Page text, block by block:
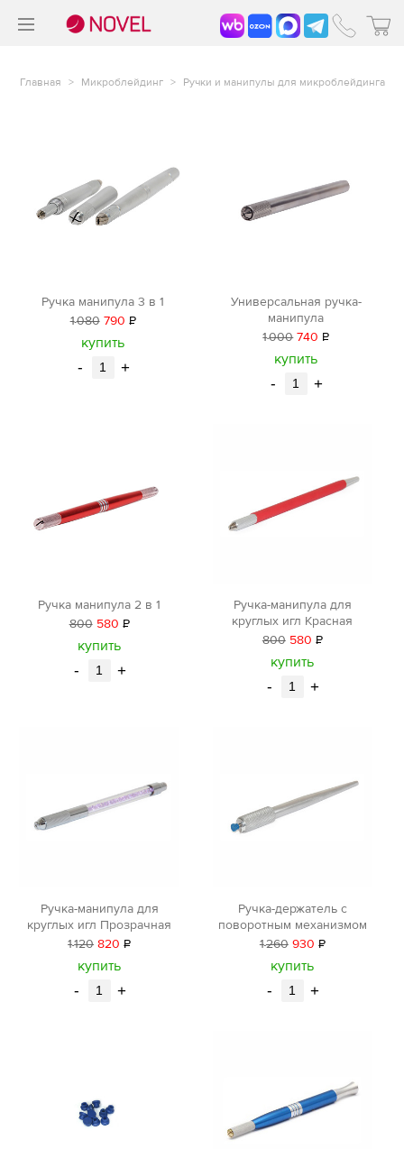
Главная > Микроблейдинг > Ручки и манипулы для микроблейдинга
Ручка манипула 3 в 1
1080 790 Р
купить
- +
Универсальная ручка-
манипула
1000 740 Р
купить
- +
Ручка манипула 2 в 1
800 580 Р
купить
- +
Ручка-манипула для
круглых игл Красная
800 580 Р
купить
- +
Ручка-манипула для
круглых игл Прозрачная
1120 820Р
купить
- +
Ручка-держатель с
поворотным механизмом
1260 930 Р
купить
- +